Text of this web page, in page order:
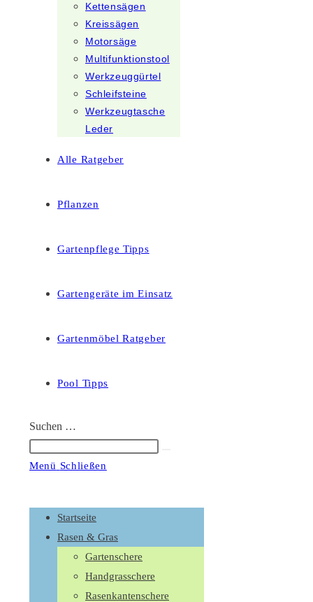
Kettensägen
Kreissägen
Motorsäge
Multifunktionstool
Werkzeuggürtel
Schleifsteine
Werkzeugtasche
Leder
Alle Ratgeber
Pflanzen
Gartenpflege Tipps
Gartengeräte im Einsatz
Gartenmöbel Ratgeber
Pool Tipps
Suchen …
Menü Schließen
ButtonStartseite
Rasen & Gras
Gartenschere
Handgrasschere
Rasenkantenschere